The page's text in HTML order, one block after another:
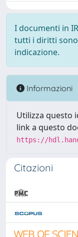
I documenti in
tutti i diritti
indicazione.
Informazioni
Utilizza questo
link a questo
https://
Citazioni